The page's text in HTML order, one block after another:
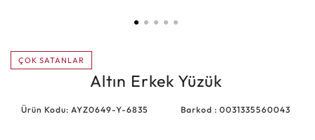
ÇOK SATANLAR
Altın Erkek Yüzük
Ürün Kodu: AYZ0649-Y-6835 Barkod : 0031335560043